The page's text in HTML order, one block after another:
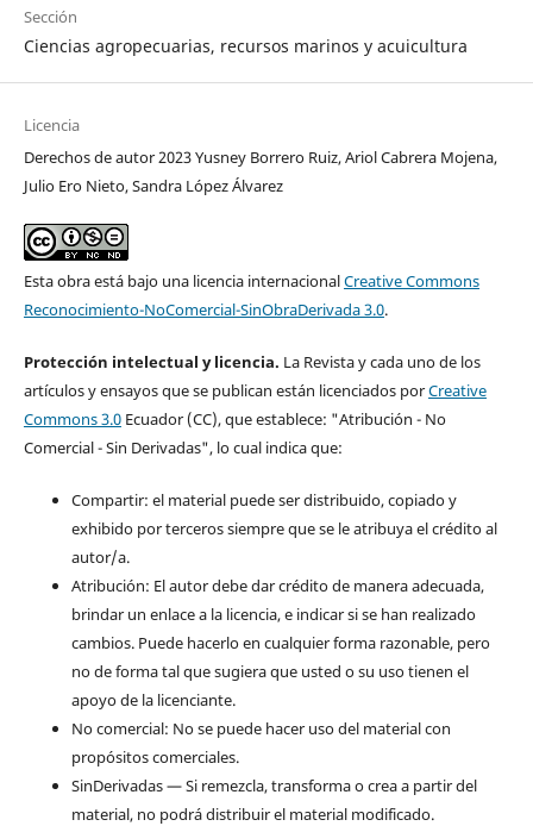
Sección
Ciencias agropecuarias, recursos marinos y acuicultura
Licencia
Derechos de autor 2023 Yusney Borrero Ruiz, Ariol Cabrera Mojena,
Julio Ero Nieto, Sandra López Álvarez
Esta obra está bajo una licencia internacionalCreative Commons
Reconocimiento-NoComercial-SinObraDerivada 3.0.
Protección intelectual y licencia. La Revista y cada uno de los
artículos y ensayos que se publican están licenciados porCreative
Commons 3.0Ecuador (CC), que establece: "Atribución - No
Comercial - Sin Derivadas", lo cual indica que:
Compartir: el material puede ser distribuido, copiado y
exhibido por terceros siempre que se le atribuya el crédito al
autor/a.
Atribución: El autor debe dar crédito de manera adecuada,
brindar un enlace a la licencia, e indicar si se han realizado
cambios. Puede hacerlo en cualquier forma razonable, pero
no de forma tal que sugiera que usted o su uso tienen el
apoyo de la licenciante.
No comercial: No se puede hacer uso del material con
propósitos comerciales.
SinDerivadas — Si remezcla, transforma o crea a partir del
material, no podrá distribuir el material modificado.